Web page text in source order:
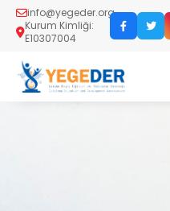
info@yegeder.org
Kurum Kimliği:
E10307004